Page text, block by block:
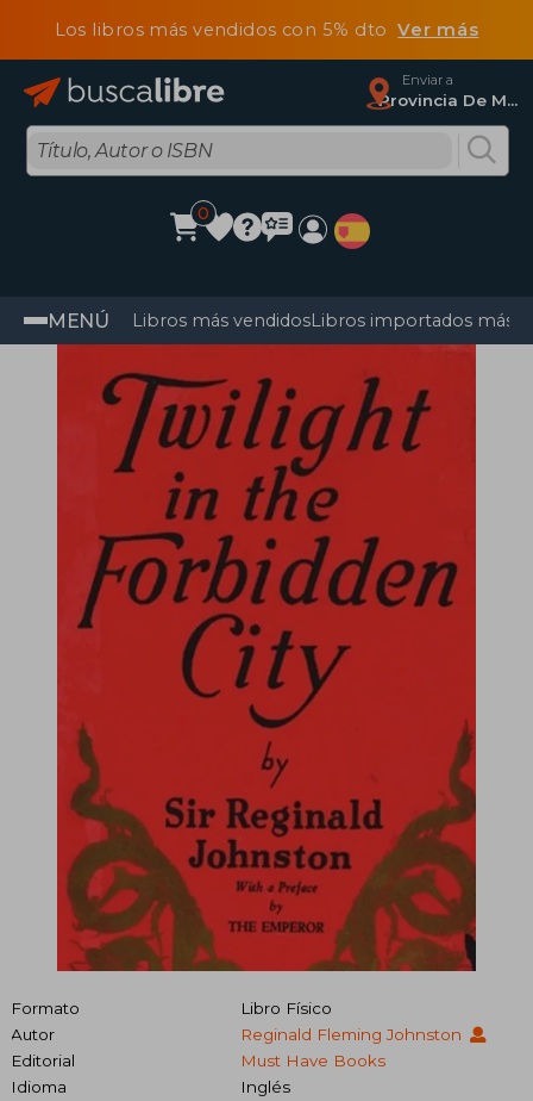
Los libros más vendidos con 5% dtoVer más
Enviar a
Provincia De Madrid
0
MENÚ Libros más vendidosLibros importados más
Formato
Libro Físico
Autor
Reginald Fleming Johnston
Editorial
Must Have Books
Idioma
Inglés